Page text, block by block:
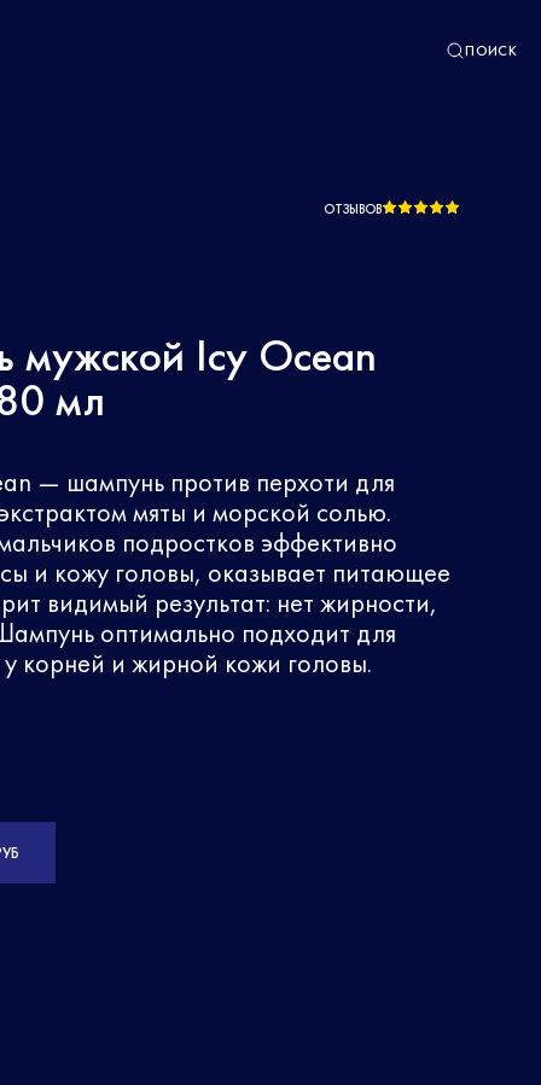
ПОИСК
ОТЗЫВОВ
мужской Icy Ocean
мл
— шампунь против перхоти для
мяты и морской солью.
подростков эффективно
и кожу головы, оказывает питающее
видимый результат: нет жирности,
оптимально подходит для
корней и жирной кожи головы.